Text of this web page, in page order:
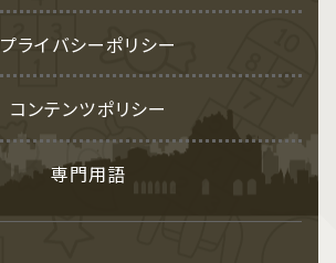
プライバシーポリシー
コンテンツポリシー
専門用語